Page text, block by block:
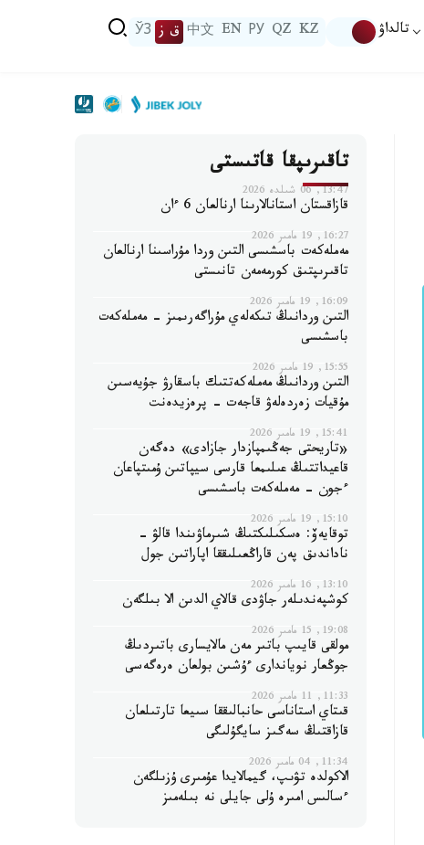
تالداۋ KZ
QZ
РУ
EN
中文 ق ز ЎЗ
تاقىرىپقا قاتىستى
13:47, 06 شىلدە 2026
قازاقستان استانالارىنا ارنالعان 6 ءان
16:27, 19 مامىر 2026
مەملەكەت باسشىسى التىن وردا مۇراسىنا ارنالعان
تاقىرىپتىق كورمەمەن تانىستى
16:09, 19 مامىر 2026
التىن وردانىڭ تىكەلەي مۇراگەرىمىز - مەملەكەت
باسشىسى
15:55, 19 مامىر 2026
التىن وردانىڭ مەملەكەتتىك باسقارۋ جۇيەسىن
مۇقيات زەردەلەۋ قاجەت - پرەزيدەنت
15:41, 19 مامىر 2026
«تاريحتى جەڭىمپازدار جازادى» دەگەن
قاعيداتتىڭ عىلىمعا قارسى سيپاتىن ۇمىتپاعان
ءجون - مەملەكەت باسشىسى
15:10, 19 مامىر 2026
توقايەۆ: ەسكىلىكتىڭ شىرماۋىندا قالۋ -
ناداندىق پەن قاراڭعىلىققا اپاراتىن جول
13:10, 16 مامىر 2026
كوشپەندىلەر جاۋدى قالاي الدىن الا بىلگەن
19:08, 15 مامىر 2026
مولقى قايىپ باتىر مەن مالايسارى باتىردىڭ
جوڭعار نوياندارى ءۇشىن بولعان ەرەگەسى
11:33, 11 مامىر 2026
قىتاي استاناسى حانبالىققا سىيعا تارتىلعان
قازاقتىڭ سەگىز سايگۇلىگى
11:34, 04 مامىر 2026
الاكولدە تۋىپ، گيمالايدا عۇمىرى ۇزىلگەن
ءسالىس امىرە ۇلى جايلى نە بىلەمىز